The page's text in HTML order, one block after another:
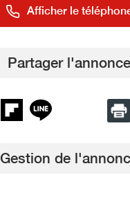
Afficher le
Partager l'annonce
Gestion de